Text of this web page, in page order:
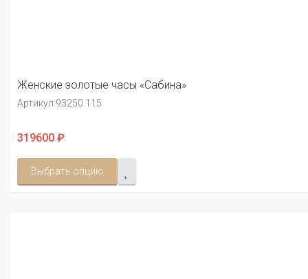
Женские золотые часы «Сабина»
Артикул:93250.115
319600 ₽
Выбрать опцию